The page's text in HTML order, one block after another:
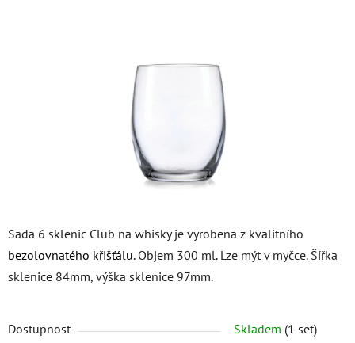
Sada 6 sklenic Club na whisky je vyrobena z kvalitního
bezolovnatého křišťálu. Objem 300 ml. Lze mýt v myčce. Šířka
sklenice 84mm, výška sklenice 97mm.
Dostupnost Skladem (1 set)